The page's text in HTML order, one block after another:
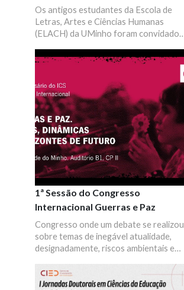
Os antigos estudantes da Escola de
Letras, Artes e Ciências Humanas
(ELACH) da UMinho foram convidados
partilha, convívio e reencontros.
1ª Sessão do Congresso
Internacional Guerras e Paz
Congresso onde um debate se realizou
sobre temas de inegável atualidade,
designadamente, riscos ambientais e
identitárias e guerras culturais,
questões e perspetivas sobre a